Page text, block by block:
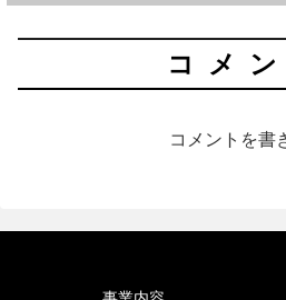
コメン
コメントを書